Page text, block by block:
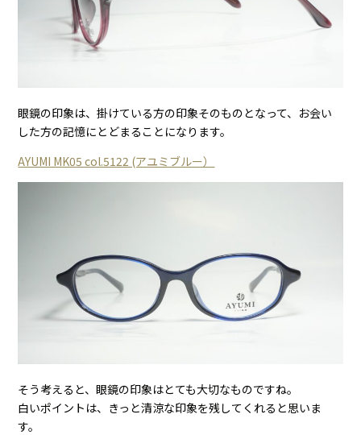
眼鏡の印象は、掛けている方の印象そのものとなって、お会い
した方の記憶にとどまることになります。
AYUMI MK05 col.5122 (アユミブルー）
そう考えると、眼鏡の印象はとても大切なものですね。
白いポイントは、きっと清涼な印象を残してくれると思いま
す。